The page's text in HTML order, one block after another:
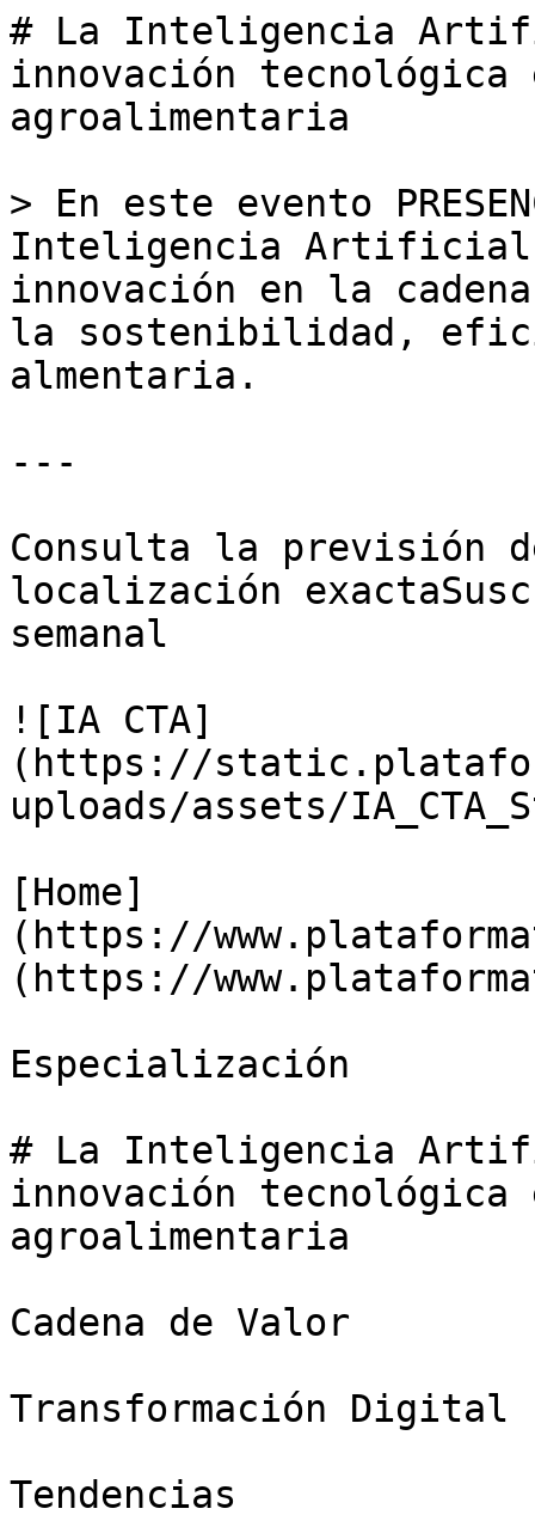
# La Inteligencia
innovación tecnológica
agroalimentaria
> En este evento
Inteligencia Artificial
innovación en la
la sostenibilidad,
almentaria.
---
Consulta la previsión
localización
semanal
![IA CTA]
(https://
uploads/assets/
[Home]
(https://
(https://
Especialización
# La Inteligencia
innovación tecnológica
agroalimentaria
Cadena de Valor
Transformación Digital
Tendencias